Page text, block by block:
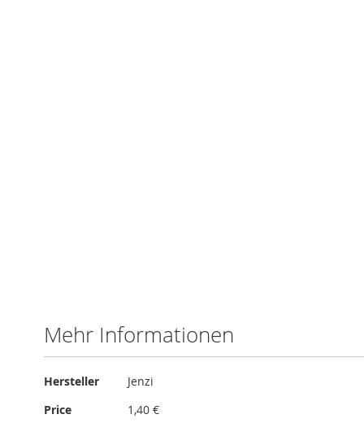
Mehr Informationen
Mehr
Hersteller
Jenzi
Price
1,40 €